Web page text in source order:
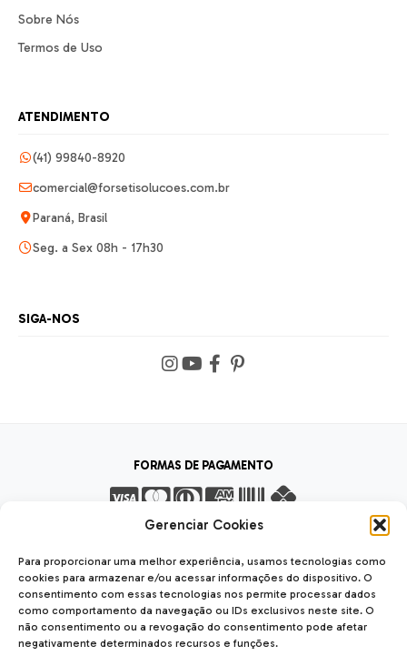
Gerenciar Cookies
Para proporcionar uma melhor experiência, usamos tecnologias como
cookies para armazenar e/ou acessar informações do dispositivo. O
consentimento com essas tecnologias nos permite processar dados
como comportamento da navegação ou IDs exclusivos neste site. O
não consentimento ou a revogação do consentimento pode afetar
negativamente determinados recursos e funções.
Sobre Nós
Termos de Uso
ATENDIMENTO
(41) 99840-8920
comercial@forsetisolucoes.com.br
Paraná, Brasil
Seg. a Sex 08h - 17h30
SIGA-NOS
FORMAS DE PAGAMENTO
SEGURANÇA